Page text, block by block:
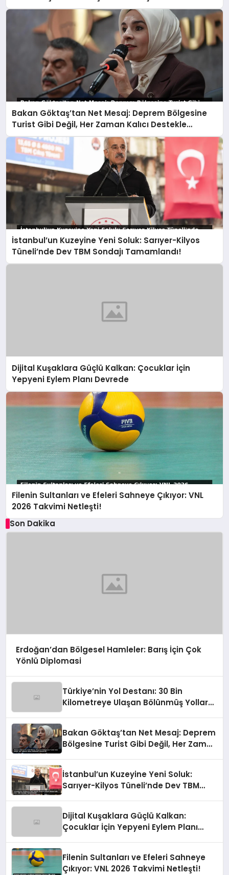
Bakan Göktaş’tan Net Mesaj: Deprem Bölgesine
Turist Gibi Değil, Her Zaman Kalıcı Destekle
Gidiyoruz!
İstanbul’un Kuzeyine Yeni Soluk: Sarıyer-Kilyos
Tüneli’nde Dev TBM Sondajı Tamamlandı!
Dijital Kuşaklara Güçlü Kalkan: Çocuklar İçin
Yepyeni Eylem Planı Devrede
Filenin Sultanları ve Efeleri Sahneye Çıkıyor: VNL
2026 Takvimi Netleşti!
Son Dakika
Erdoğan’dan Bölgesel Hamleler: Barış İçin Çok
Yönlü Diplomasi
Türkiye’nin Yol Destanı: 30 Bin
Kilometreye Ulaşan Bölünmüş Yollar
Bakan Göktaş’tan Net Mesaj: Deprem
Bölgesine Turist Gibi Değil, Her Zaman
İstanbul’un Kuzeyine Yeni Soluk:
Sarıyer-Kilyos Tüneli’nde Dev TBM
Dijital Kuşaklara Güçlü Kalkan:
Çocuklar İçin Yepyeni Eylem Planı
Filenin Sultanları ve Efeleri Sahneye
Çıkıyor: VNL 2026 Takvimi Netleşti!